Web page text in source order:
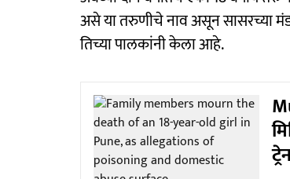
असे या तरुणीचे नाव असून सासरच्या
तिच्या पालकांनी केला आहे.